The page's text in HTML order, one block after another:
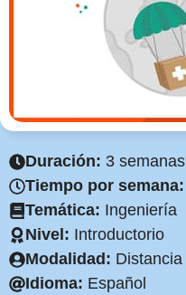
Duración: 3 semanas
Tiempo por semana:
Temática: Ingeniería
Nivel: Introductorio
Modalidad: Distancia
Idioma: Español